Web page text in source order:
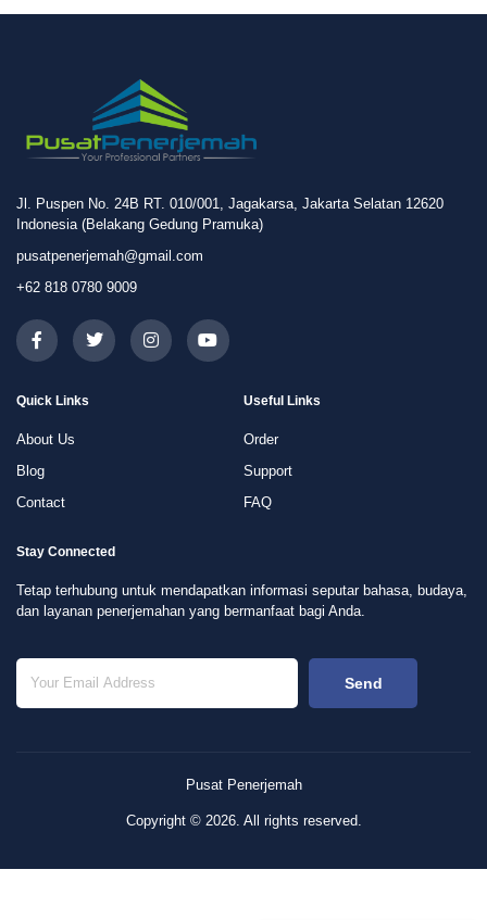
Jl. Puspen No. 24B RT. 010/001, Jagakarsa, Jakarta Selatan 12620
Indonesia (Belakang Gedung Pramuka)
pusatpenerjemah@gmail.com
+62 818 0780 9009
Quick Links
About Us
Blog
Contact
Useful Links
Order
Support
FAQ
Stay Connected
Tetap terhubung untuk mendapatkan informasi seputar bahasa, budaya,
dan layanan penerjemahan yang bermanfaat bagi Anda.
Send
Pusat Penerjemah
Copyright © 2026. All rights reserved.